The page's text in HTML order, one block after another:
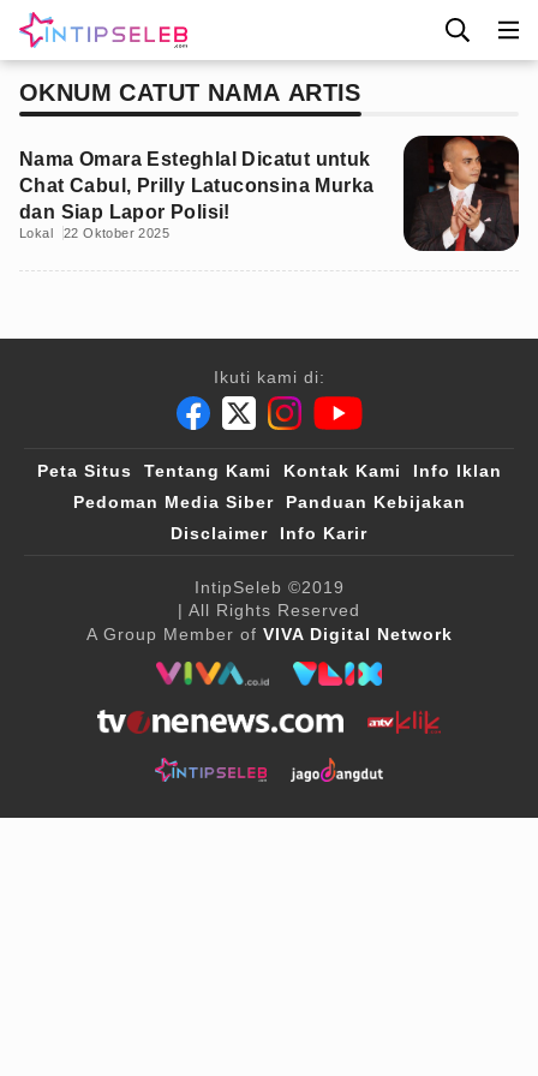
OKNUM CATUT NAMA ARTIS
Nama Omara Esteghlal Dicatut untuk
Chat Cabul, Prilly Latuconsina Murka
dan Siap Lapor Polisi!
Lokal 22 Oktober 2025
Ikuti kami di:
Peta Situs Tentang Kami Kontak Kami
Info Iklan
Pedoman Media Siber
Panduan Kebijakan
Disclaimer
Info Karir
IntipSeleb ©2019
| All Rights Reserved
A Group Member of VIVA Digital Network